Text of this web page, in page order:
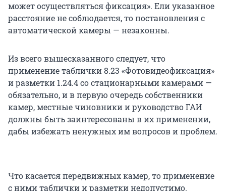
может осуществляться фиксация». Ели указанное
расстояние не соблюдается, то постановления с
автоматической камеры — незаконны.
Из всего вышесказанного следует, что
применение таблички 8.23 «Фотовидеофиксация»
и разметки 1.24.4 со стационарными камерами —
обязательно, и в первую очередь собственники
камер, местные чиновники и руководство ГАИ
должны быть заинтересованы в их применении,
дабы избежать ненужных им вопросов и проблем.
Что касается передвижных камер, то применение
с ними таблички и разметки недопустимо.